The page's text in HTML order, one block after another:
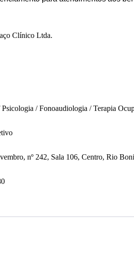
Clínico Ltda.
/ Fonoaudiologia / Terapia
nº 242, Sala 106, Centro, Rio